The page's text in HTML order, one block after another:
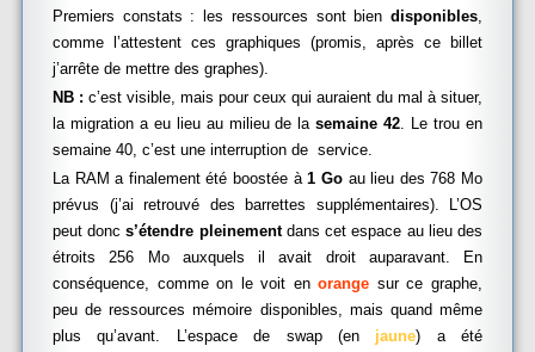
Premiers constats : les ressources sont bien disponibles,
comme l’attestent ces graphiques (promis, après ce billet
j’arrête de mettre des graphes).
NB : c’est visible, mais pour ceux qui auraient du mal à situer,
la migration a eu lieu au milieu de lasemaine 42. Le trou en
semaine 40, c’est une interruption de service.
La RAM a finalement été boostée à1 Goau lieu des 768 Mo
prévus (j’ai retrouvé des barrettes supplémentaires). L’OS
peut doncs’étendre pleinementdans cet espace au lieu des
étroits 256 Mo auxquels il avait droit auparavant. En
conséquence, comme on le voit enorange sur ce graphe,
peu de ressources mémoire disponibles, mais quand même
plus qu’avant. L’espace de swap (en jaune) a été